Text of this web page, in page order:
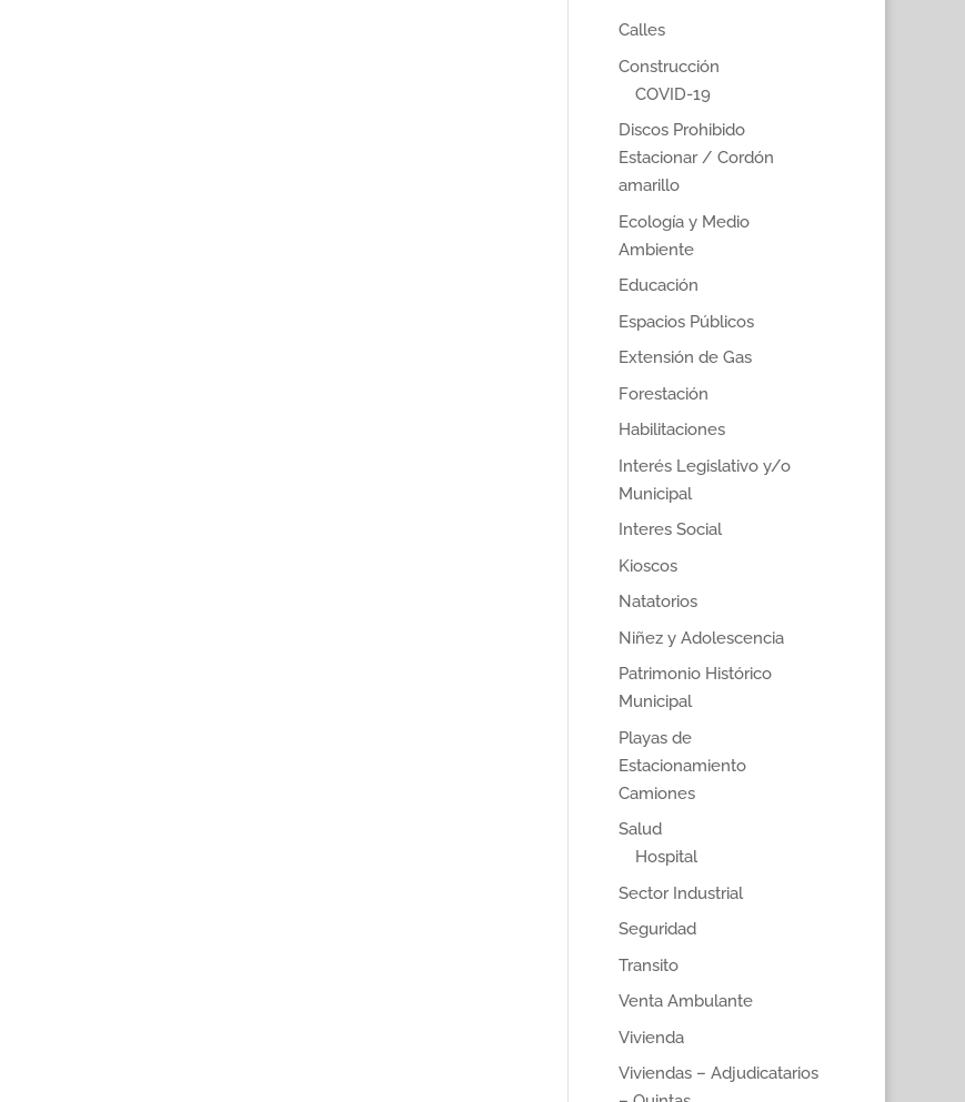
Calles
Construcción
COVID-19
Discos Prohibido
Estacionar / Cordón
amarillo
Ecología y Medio
Ambiente
Educación
Espacios Públicos
Extensión de Gas
Forestación
Habilitaciones
Interés Legislativo y/o
Municipal
Interes Social
Kioscos
Natatorios
Niñez y Adolescencia
Patrimonio Histórico
Municipal
Playas de
Estacionamiento
Camiones
Salud
Hospital
Sector Industrial
Seguridad
Transito
Venta Ambulante
Vivienda
Viviendas – Adjudicatarios